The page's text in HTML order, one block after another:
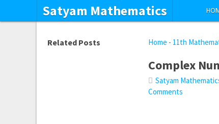
Satyam Mathematics
Home - 11th
Complex
Satyam
Comments
Related Posts